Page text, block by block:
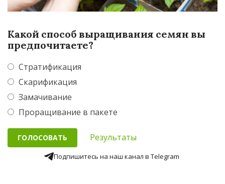
Какой способ выращивания семян вы
предпочитаете?
Стратификация
Скарификация
Замачивание
Проращивание в пакете
Результаты
Подпишитесь на наш канал в Telegram